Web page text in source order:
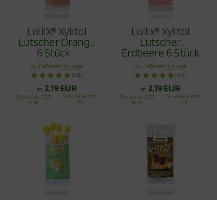
LolliX® Xylitol
Lutscher Orange
6 Stück -
Zahnpflege mit
Stil
Lieferzeit:1-4 Tage
(28)
ab 2,19 EUR
Stückpreis 2,39
EUR
132,56 EUR pro 1
kg
Lollix® Xylitol
Lutscher
Erdbeere 6 Stück
- Zahnpflege mit
Stil
Lieferzeit:1-4 Tage
(45)
ab 2,19 EUR
Stückpreis 2,39
EUR
132,56 EUR pro 1
kg